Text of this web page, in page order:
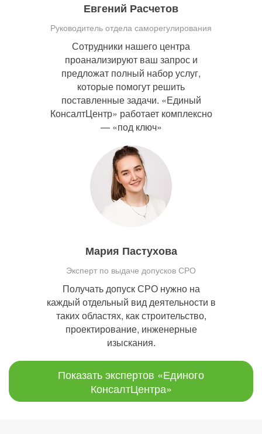
Евгений Расчетов
Руководитель отдела саморегулирования
Сотрудники нашего центра
проанализируют ваш запрос и
предложат полный набор услуг,
которые помогут решить
поставленные задачи. «Единый
КонсалтЦентр» работает комплексно
— «под ключ»
Мария Пастухова
Эксперт по выдаче допусков СРО
Получать допуск СРО нужно на
каждый отдельный вид деятельности в
таких областях, как строительство,
проектирование, инженерные
изыскания.
Показать экспертов «Единого
КонсалтЦентра»